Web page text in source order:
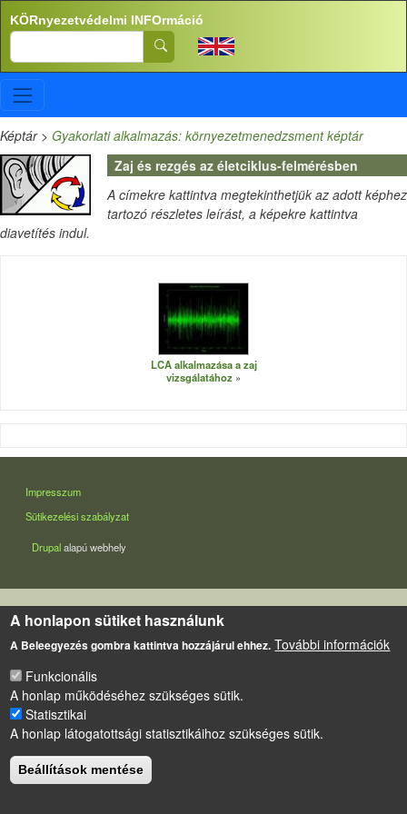
Ugrás a tartalomra
KÖRnyezetvédelmi INFOrmáció
Search
Képtár> Gyakorlati alkalmazás: környezetmenedzsment képtár
Zaj és rezgés az életciklus-felmérésben
A címekre kattintva megtekinthetjük az adott képhez
tartozó részletes leírást, a képekre kattintva
diavetítés indul.
LCA alkalmazása a zaj
vizsgálatához
LÁBLÉC
Impresszum
Sütikezelési szabályzat
Drupalalapú webhely
A honlapon sütiket használunk
A Beleegyezés gombra kattintva hozzájárul ehhez. További információk
Funkcionális
A honlap működéséhez szükséges sütik.
Statisztikai
A honlap látogatottsági statisztikáihoz szükséges sütik.
Beállítások mentése